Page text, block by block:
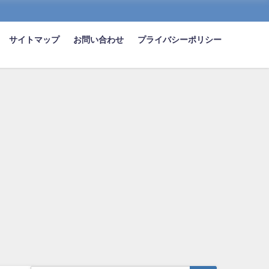
サイトマップ お問い合わせ プライバシーポリシー